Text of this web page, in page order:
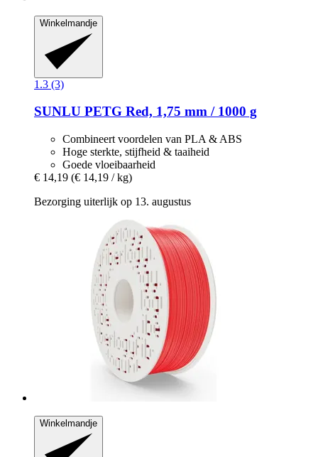
Winkelmandje
1.3 (3)
SUNLU PETG Red, 1,75 mm / 1000 g
Combineert voordelen van PLA & ABS
Hoge sterkte, stijfheid & taaiheid
Goede vloeibaarheid
€ 14,19 (€ 14,19 / kg)
Bezorging uiterlijk op 13. augustus
Winkelmandje